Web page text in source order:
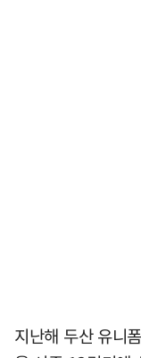
지난해 두산 유니